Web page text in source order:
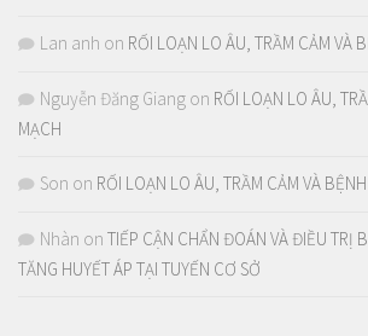
Lan anh on RỐI LOẠN LO ÂU, TRẦM CẢM VÀ
Nguyễn Đăng Giang on RỐI LOẠN LO ÂU,
MẠCH
Son on RỐI LOẠN LO ÂU, TRẦM CẢM VÀ
Nhàn on TIẾP CẬN CHẨN ĐOÁN VÀ ĐIỀU TRỊ
TĂNG HUYẾT ÁP TẠI TUYẾN CƠ SỞ